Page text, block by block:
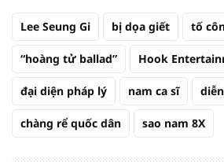
Lee Seung Gi bị dọa giết tố
“hoàng tử ballad” Hook
đại diện pháp lý nam ca sĩ
chàng rể quốc dân sao nam 8X